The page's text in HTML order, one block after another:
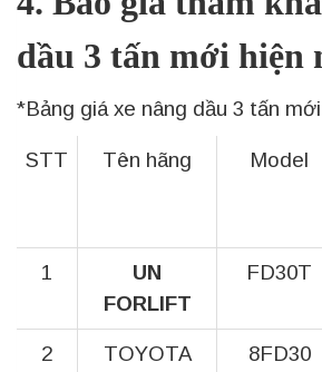
dầu 3 tấn mới hiện
*Bảng giá xe nâng dầu 3 tấn
STT Tên hãng Model
1
UN
FORLIFT
FD30T
2 TOYOTA 8FD30